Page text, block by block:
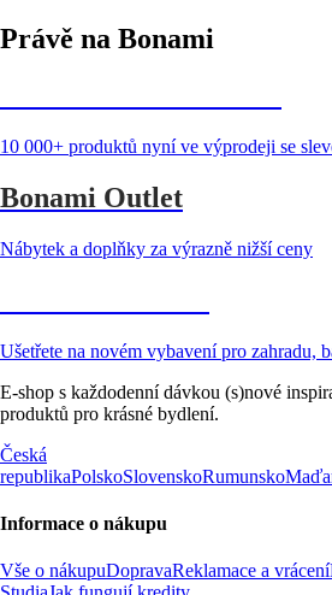
Právě na Bonami
10 000+ produktů nyní ve výprodeji se
Bonami Outlet
Nábytek a doplňky za výrazně nižší ceny
Ušetřete na novém vybavení pro zahradu,
E-shop s každodenní dávkou (s)nové
produktů pro krásné bydlení.
Česká
republikaPolskoSlovenskoRumunsko
Informace o nákupu
Vše o nákupuDopravaReklamace a vrácení